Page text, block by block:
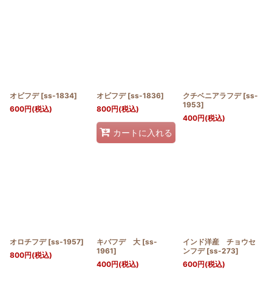
オビフデ [ss-1834]
600円(税込)
オビフデ [ss-1836]
800円(税込)
カートに入れる
クチベニアラフデ [ss-
1953]
400円(税込)
オロチフデ [ss-1957]
800円(税込)
キバフデ 大 [ss-
1961]
400円(税込)
インド洋産 チョウセ
ンフデ [ss-273]
600円(税込)